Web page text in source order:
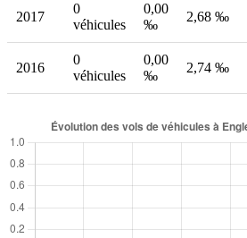
2017
0
véhicules
0,00
‰
2,68 ‰
2016
0
véhicules
0,00
‰
2,74 ‰